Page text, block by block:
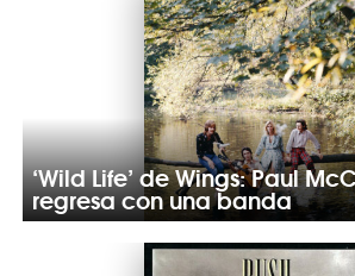
‘Wild Life’ de Wings: Paul
regresa con una banda